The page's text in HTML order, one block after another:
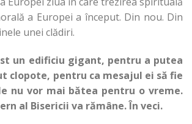
a Europei a început. Din nou. Din
unei clădiri.
un edificiu gigant, pentru a putea
clopote, pentru ca mesajul ei să fie
nu vor mai bătea pentru o vreme.
al Bisericii va rămâne. În veci.